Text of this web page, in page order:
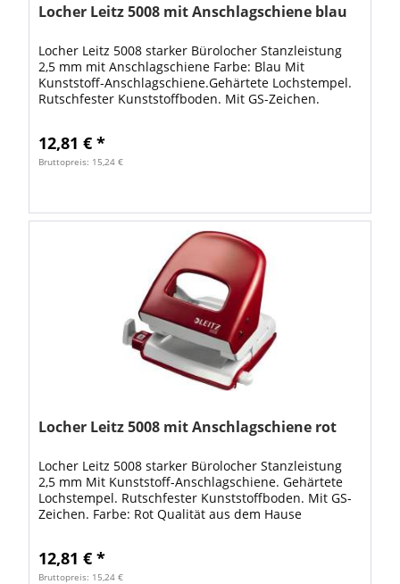
Locher Leitz 5008 mit Anschlagschiene blau
Locher Leitz 5008 starker Bürolocher Stanzleistung
2,5 mm mit Anschlagschiene Farbe: Blau Mit
Kunststoff-Anschlagschiene.Gehärtete Lochstempel.
Rutschfester Kunststoffboden. Mit GS-Zeichen.
12,81 € *
Bruttopreis: 15,24 €
Locher Leitz 5008 mit Anschlagschiene rot
Locher Leitz 5008 starker Bürolocher Stanzleistung
2,5 mm Mit Kunststoff-Anschlagschiene. Gehärtete
Lochstempel. Rutschfester Kunststoffboden. Mit GS-
Zeichen. Farbe: Rot Qualität aus dem Hause
12,81 € *
Bruttopreis: 15,24 €